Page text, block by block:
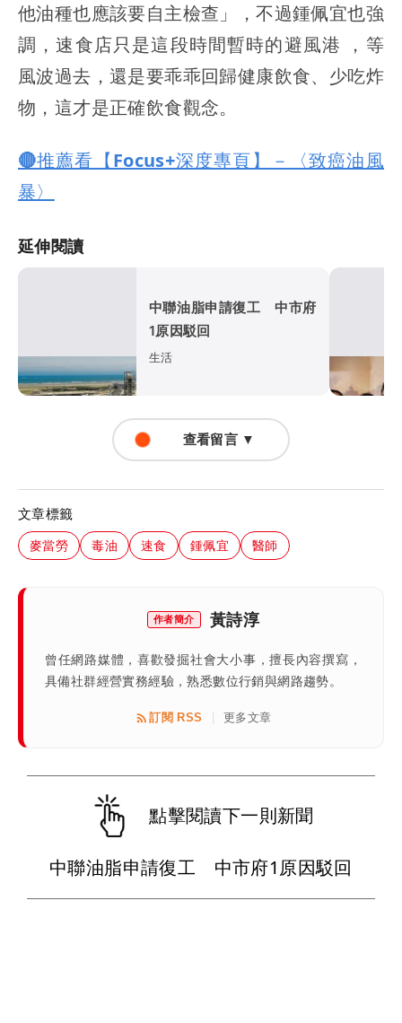
他油種也應該要自主檢查」，不過鍾佩宜也強
調，速食店只是這段時間暫時的避風港 ，等
風波過去，還是要乖乖回歸健康飲食、少吃炸
物，這才是正確飲食觀念。
🔴推薦看【Focus+深度專頁】－〈致癌油風
暴〉
延伸閱讀
中聯油脂申請復工 中市府
1原因駁回
生活
查看留言 ▼
文章標籤
麥當勞 毒油 速食 鍾佩宜 醫師
作者簡介 黃詩淳
曾任網路媒體，喜歡發掘社會大小事，擅長內容撰寫，
具備社群經營實務經驗，熟悉數位行銷與網路趨勢。
訂閱 RSS 更多文章
點擊閱讀下一則新聞
中聯油脂申請復工 中市府1原因駁回